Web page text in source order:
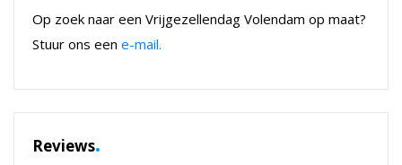
Op zoek naar een Vrijgezellendag Volendam op maat?
Stuur ons een e-mail.
Reviews.